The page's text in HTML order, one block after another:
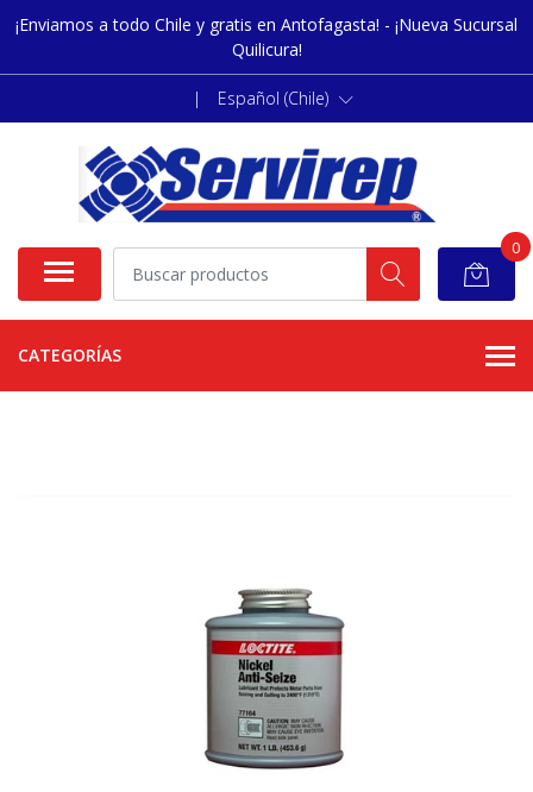
¡Enviamos a todo Chile y gratis en Antofagasta! - ¡Nueva Sucursal
Quilicura!
| Español (Chile)
0
CATEGORÍAS